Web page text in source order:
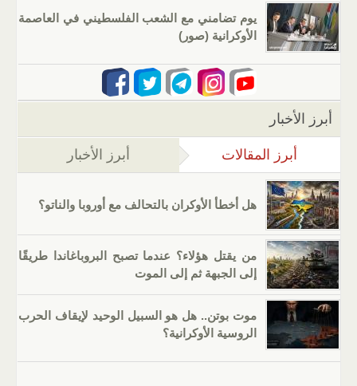
يوم تضامني مع الشعب الفلسطيني في العاصمة
الأوكرانية (صور)
أبرز الأخبار
أبرز المقالات (علامة التبويب النشطة)
أبرز الأخبار
هل أخطأ الأوكران بالتحالف مع أوروبا والناتو؟
من يقتل هؤلاء؟ عندما تصبح البروباغاندا طريقًا
إلى الجبهة ثم إلى الموت
موت بوتن.. هل هو السبيل الوحيد لإيقاف الحرب
الروسية الأوكرانية؟